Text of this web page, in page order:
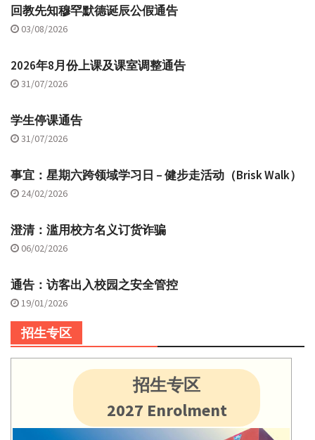
回教先知穆罕默德诞辰公假通告
03/08/2026
2026年8月份上课及课室调整通告
31/07/2026
学生停课通告
31/07/2026
事宜：星期六跨领域学习日 – 健步走活动（Brisk Walk）
24/02/2026
澄清：滥用校方名义订货诈骗
06/02/2026
通告：访客出入校园之安全管控
19/01/2026
招生专区
招生专区
2027 Enrolment